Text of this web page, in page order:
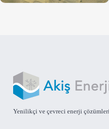
Yenilikçi ve çevreci enerji